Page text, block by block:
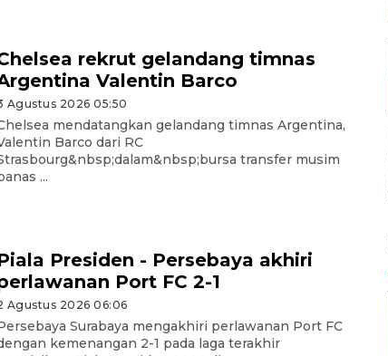
rekrut gelandang timnas
Valentin Barco
Agustus 2026 05:50
mendatangkan gelandang timnas Argentina,
Barco dari RC
transfer musim
...
Presiden - Persebaya akhiri
Port FC 2-1
Agustus 2026 06:06
Surabaya mengakhiri perlawanan Port FC
kemenangan 2-1 pada laga terakhir